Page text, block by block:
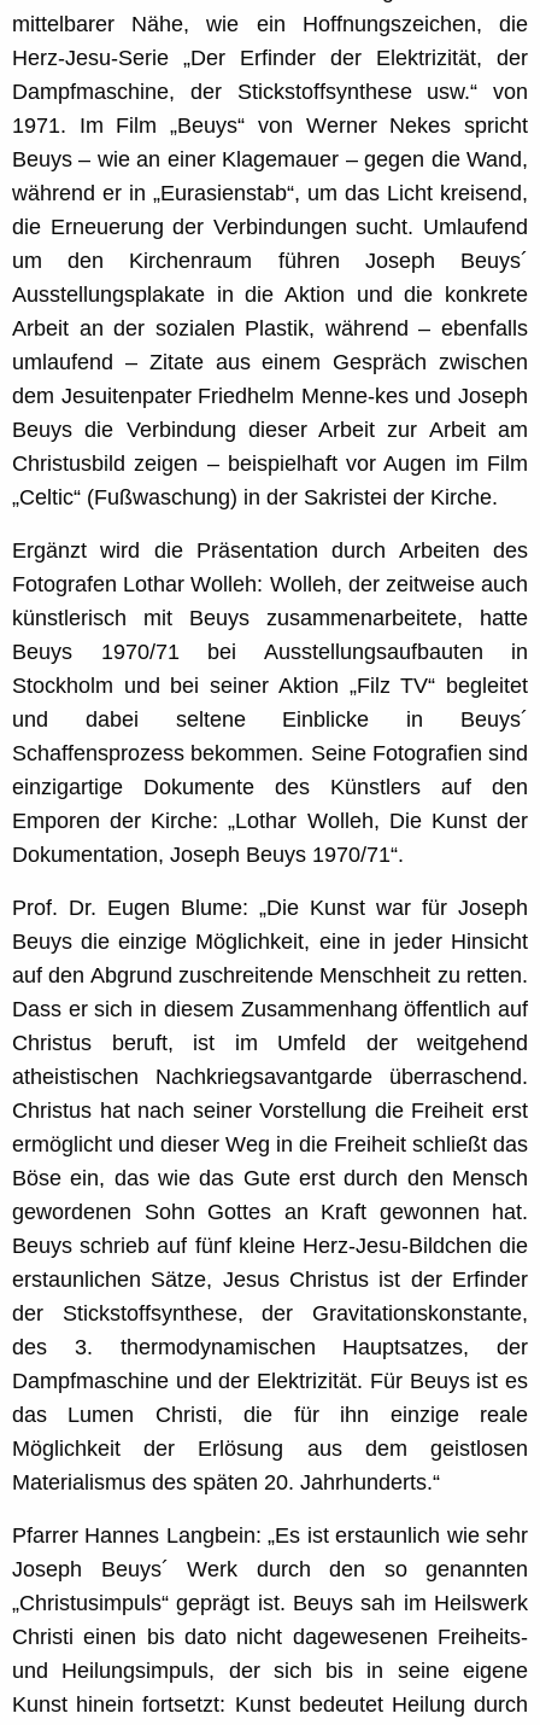
mittelbarer Nähe, wie ein Hoffnungszeichen, die
Herz-Jesu-Serie „Der Erfinder der Elektrizität, der
Dampfmaschine, der Stickstoffsynthese usw.“ von
1971. Im Film „Beuys“ von Werner Nekes spricht
Beuys – wie an einer Klagemauer – gegen die Wand,
während er in „Eurasienstab“, um das Licht kreisend,
die Erneuerung der Verbindungen sucht. Umlaufend
um den Kirchenraum führen Joseph Beuys´
Ausstellungsplakate in die Aktion und die konkrete
Arbeit an der sozialen Plastik, während – ebenfalls
umlaufend – Zitate aus einem Gespräch zwischen
dem Jesuitenpater Friedhelm Menne-kes und Joseph
Beuys die Verbindung dieser Arbeit zur Arbeit am
Christusbild zeigen – beispielhaft vor Augen im Film
„Celtic“ (Fußwaschung) in der Sakristei der Kirche.
Ergänzt wird die Präsentation durch Arbeiten des
Fotografen Lothar Wolleh: Wolleh, der zeitweise auch
künstlerisch mit Beuys zusammenarbeitete, hatte
Beuys 1970/71 bei Ausstellungsaufbauten in
Stockholm und bei seiner Aktion „Filz TV“ begleitet
und dabei seltene Einblicke in Beuys´
Schaffensprozess bekommen. Seine Fotografien sind
einzigartige Dokumente des Künstlers auf den
Emporen der Kirche: „Lothar Wolleh, Die Kunst der
Dokumentation, Joseph Beuys 1970/71“.
Prof. Dr. Eugen Blume: „Die Kunst war für Joseph
Beuys die einzige Möglichkeit, eine in jeder Hinsicht
auf den Abgrund zuschreitende Menschheit zu retten.
Dass er sich in diesem Zusammenhang öffentlich auf
Christus beruft, ist im Umfeld der weitgehend
atheistischen Nachkriegsavantgarde überraschend.
Christus hat nach seiner Vorstellung die Freiheit erst
ermöglicht und dieser Weg in die Freiheit schließt das
Böse ein, das wie das Gute erst durch den Mensch
gewordenen Sohn Gottes an Kraft gewonnen hat.
Beuys schrieb auf fünf kleine Herz-Jesu-Bildchen die
erstaunlichen Sätze, Jesus Christus ist der Erfinder
der Stickstoffsynthese, der Gravitationskonstante,
des 3. thermodynamischen Hauptsatzes, der
Dampfmaschine und der Elektrizität. Für Beuys ist es
das Lumen Christi, die für ihn einzige reale
Möglichkeit der Erlösung aus dem geistlosen
Materialismus des späten 20. Jahrhunderts.“
Pfarrer Hannes Langbein: „Es ist erstaunlich wie sehr
Joseph Beuys´ Werk durch den so genannten
„Christusimpuls“ geprägt ist. Beuys sah im Heilswerk
Christi einen bis dato nicht dagewesenen Freiheits-
und Heilungsimpuls, der sich bis in seine eigene
Kunst hinein fortsetzt: Kunst bedeutet Heilung durch